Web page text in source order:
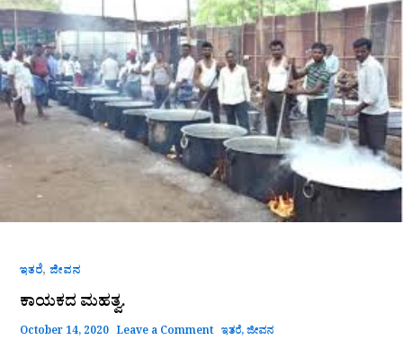
ಇತರೆ, ಜೀವನ
ಕಾಯಕದ ಮಹತ್ವ.
October 14, 2020 Leave a Comment ಇತರೆ,ಜೀವನ